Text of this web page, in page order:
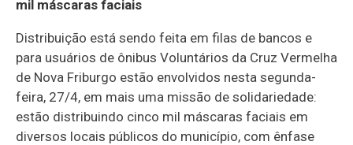
mil máscaras faciais
Distribuição está sendo feita em filas de bancos e
para usuários de ônibus Voluntários da Cruz Vermelha
de Nova Friburgo estão envolvidos nesta segunda-
feira, 27/4, em mais uma missão de solidariedade:
estão distribuindo cinco mil máscaras faciais em
diversos locais públicos do município, com ênfase